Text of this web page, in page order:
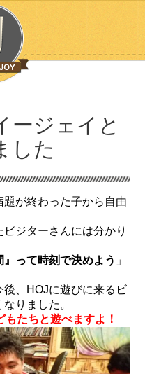
ージェイと
した
が終わった子から自由
ビジターさんには分かり
』って時刻で決めよう 」
、HOJに遊びに来るビ
りました。
たちと遊べますよ！